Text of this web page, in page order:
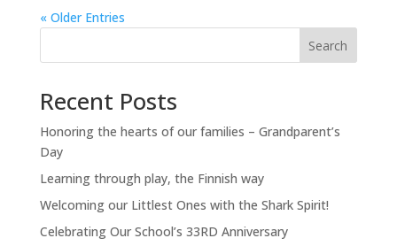
« Older Entries
Search
Recent Posts
Honoring the hearts of our families – Grandparent’s
Day
Learning through play, the Finnish way
Welcoming our Littlest Ones with the Shark Spirit!
Celebrating Our School’s 33RD Anniversary